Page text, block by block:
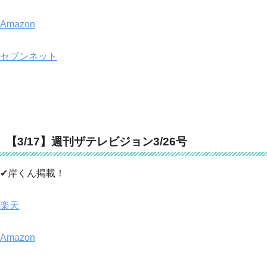
Amazon
セブンネット
【3/17】週刊ザテレビジョン3/26号
✔岸くん掲載！
楽天
Amazon